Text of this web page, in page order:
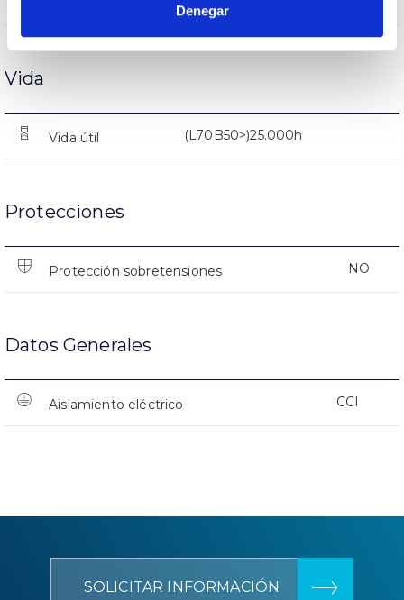
Denegar
Vida
Vida útil (L70B50>)25.000h
Protecciones
Protección sobretensiones NO
Datos Generales
Aislamiento eléctrico CCI
SOLICITAR INFORMACIÓN